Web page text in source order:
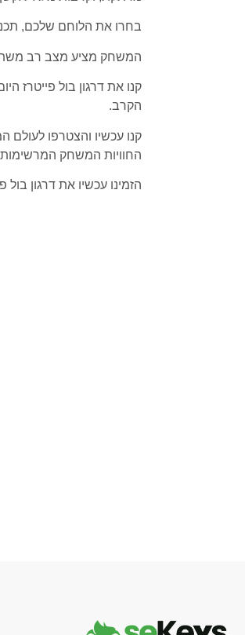
בחרו את הלוחם שלכם,
המשחק מציע מצב רב
קנו את דרגון בול
הקרב.
קנו עכשיו והצטרפו
החוויות המשחק
הזמינו עכשיו את דרגון